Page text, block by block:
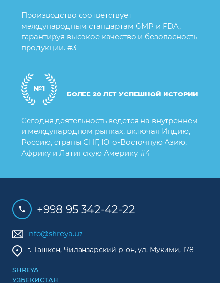
Производство соответствует
международным стандартам GMP и FDA,
гарантируя высокое качество и безопасность
продукции. #3
БОЛЕЕ 20 ЛЕТ УСПЕШНОЙ ИСТОРИИ
Сегодня деятельность ведётся на внутреннем
и международном рынках, включая Индию,
Россию, страны СНГ, Юго-Восточную Азию,
Африку и Латинскую Америку. #4
+998 95 342-42-22
info@shreya.uz
г. Ташкен, Чиланзарский р-он, ул. Мукими, 178
SHREYA
УЗБЕКИСТАН